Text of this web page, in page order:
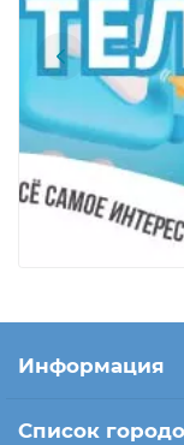
Информация
Список